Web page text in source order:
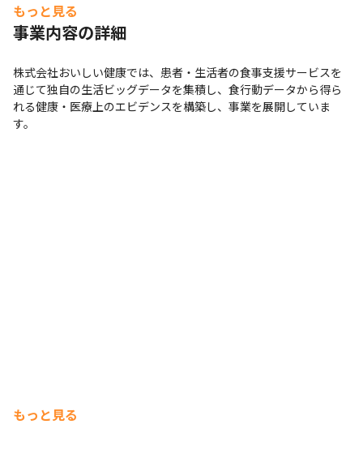
プロジェクト管理
GitHub
Slack
その他
もっと見る
事業内容の詳細
株式会社おいしい健康では、患者・生活者の食事支援サービスを
通じて独自の生活ビッグデータを集積し、食行動データから得ら
れる健康・医療上のエビデンスを構築し、事業を展開していま
す。
もっと見る